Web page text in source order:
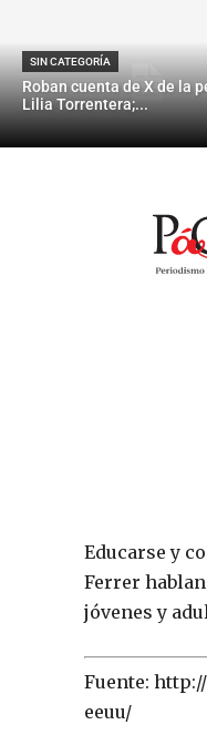
SIN CATEGORÍA
Roban cuenta de X de la
Lilia Torrentera;...
Educarse y
Ferrer
jóvenes y
Fuente:
eeuu/